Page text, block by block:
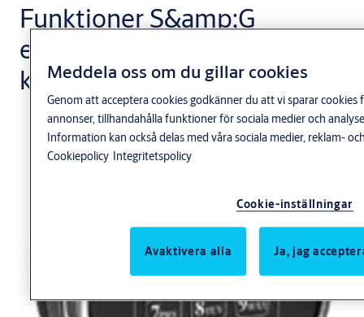
Funktioner S&amp;G
elektroniska
kombinationslås
Meddela oss om du gillar cookies
Genom att acceptera cookies godkänner du att vi sparar cookies
annonser, tillhandahålla funktioner för sociala medier och
Information kan också delas med våra sociala medier, reklam-
Cookiepolicy Integritetspolicy
Cookie-inställningar
Avaktivera alla Ja, jag